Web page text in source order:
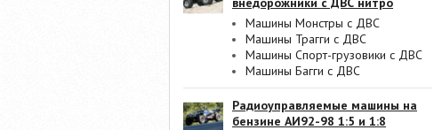
Машины Монстры с ДВС
Машины Трагги с ДВС
Машины Спорт-грузовики с ДВС
Машины Багги с ДВС
Радиоуправляемые машины на
бензине АИ92-98 1:5 и 1:8